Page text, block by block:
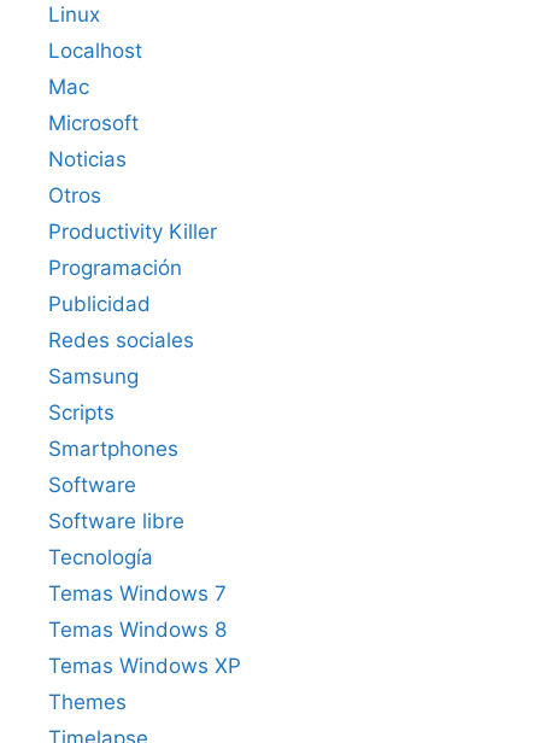
Linux
Localhost
Mac
Microsoft
Noticias
Otros
Productivity Killer
Programación
Publicidad
Redes sociales
Samsung
Scripts
Smartphones
Software
Software libre
Tecnología
Temas Windows 7
Temas Windows 8
Temas Windows XP
Themes
Timelapse